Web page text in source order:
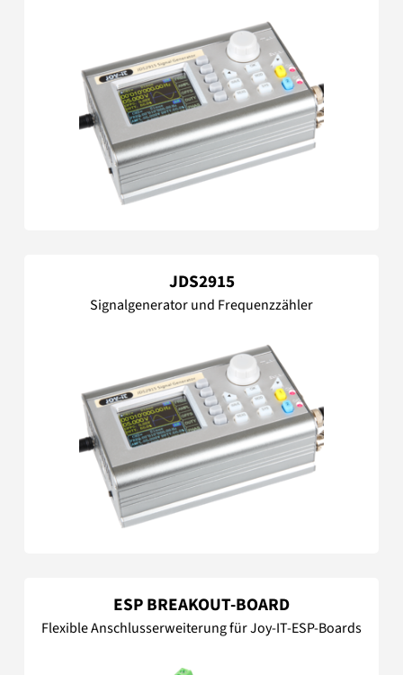
JDS2915
Signalgenerator und Frequenzzähler
ESP BREAKOUT-BOARD
Flexible Anschlusserweiterung für Joy-IT-ESP-Boards